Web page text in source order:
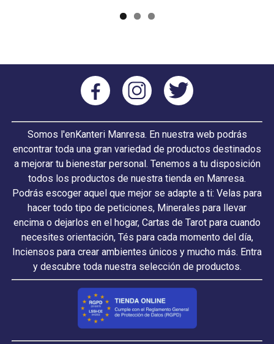
Somos l'enKanteri Manresa. En nuestra web podrás
encontrar toda una gran variedad de productos destinados
a mejorar tu bienestar personal. Tenemos a tu disposición
todos los productos de nuestra tienda en Manresa.
Podrás escoger aquel que mejor se adapte a ti: Velas para
hacer todo tipo de peticiones, Minerales para llevar
encima o dejarlos en el hogar, Cartas de Tarot para cuando
necesites orientación, Tés para cada momento del día,
Inciensos para crear ambientes únicos y mucho más. Entra
y descubre toda nuestra selección de productos.